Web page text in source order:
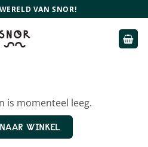
VAN SNOR!
is momenteel leeg.
WINKEL